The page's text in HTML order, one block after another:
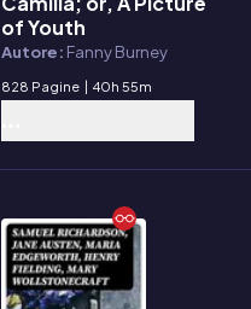
of Youth
Autore: Fanny Burney
828 Pagine | 40h 55m